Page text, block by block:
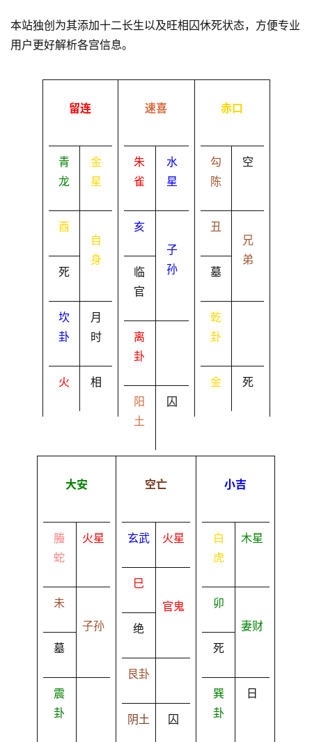
本站独创为其添加十二长生以及旺相囚休死状态，方便专业
用户更好解析各宫信息。
留连
青
龙
金
星
酉
死
自
身
坎
卦
月
时
火 相
速喜
朱
雀
水
星
亥
临
官
子
孙
离
卦
阳
土
囚
赤口
勾
陈
空
丑
墓
兄
弟
乾
卦
金 死
大安
螣
蛇
火星
未
墓
子孙
震
卦
空亡
玄武 火星
巳
绝
官鬼
艮卦
阴土 囚
小吉
白
虎
木星
卯
死
妻财
巽
卦
日